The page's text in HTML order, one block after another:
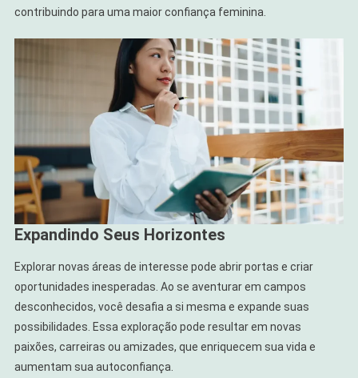
contribuindo para uma maior confiança feminina.
Expandindo Seus Horizontes
Explorar novas áreas de interesse pode abrir portas e criar
oportunidades inesperadas. Ao se aventurar em campos
desconhecidos, você desafia a si mesma e expande suas
possibilidades. Essa exploração pode resultar em novas
paixões, carreiras ou amizades, que enriquecem sua vida e
aumentam sua autoconfiança.